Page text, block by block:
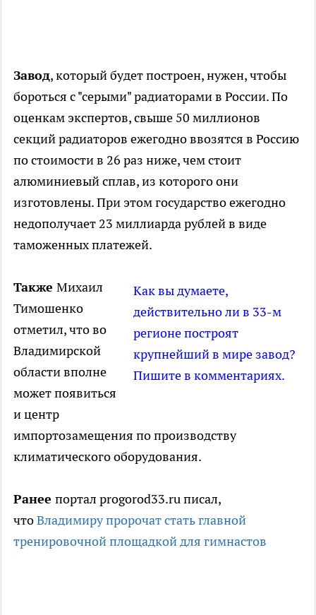
Завод, который будет построен, нужен, чтобы
бороться с "серыми" радиаторами в России. По
оценкам экспертов, свыше 50 миллионов
секций радиаторов ежегодно ввозятся в Россию
по стоимости в 2­6 раз ниже, чем стоит
алюминиевый сплав, из которого они
изготовлены. При этом государство ежегодно
недополучает 2­3 миллиарда рублей в виде
таможенных платежей.
Как вы думаете,
действительно ли в 33-м
регионе построят
крупнейший в мире завод?
Пишите в комментариях.
Также Михаил
Тимошенко
отметил, что во
Владимирской
области вполне
может появиться
и центр
импортозамещения по производству
климатического оборудования.
Ранее портал progorod33.ru писал,
чтоВладимиру пророчат стать главной
тренировочной площадкой для гимнастов